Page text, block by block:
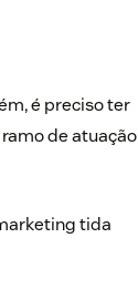
é preciso ter
de atuação
tida